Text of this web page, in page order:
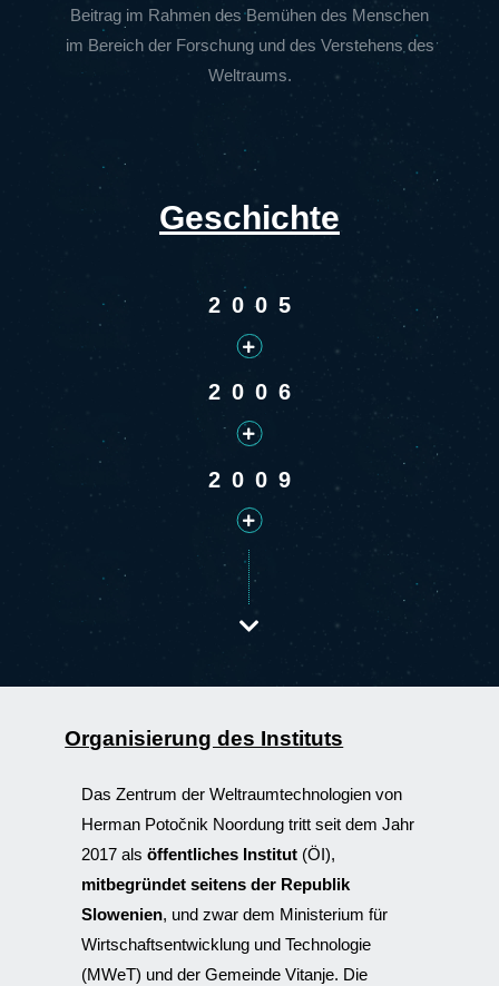
Beitrag im Rahmen des Bemühen des Menschen
im Bereich der Forschung und des Verstehens des
Weltraums.
Geschichte
2005
2006
2009
Organisierung des Instituts
Das Zentrum der Weltraumtechnologien von
Herman Potočnik Noordung tritt seit dem Jahr
2017 alsöffentliches Institut (ÖI),
mitbegründet seitens der Republik
Slowenien, und zwar dem Ministerium für
Wirtschaftsentwicklung und Technologie
(MWeT) und der Gemeinde Vitanje. Die